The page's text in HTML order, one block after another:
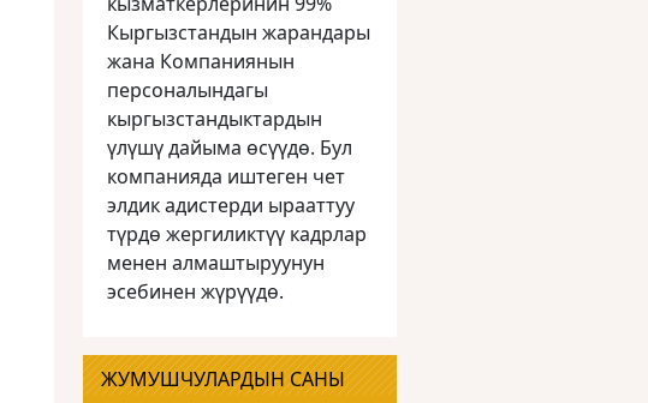
Кыргызстандын жарандары
жана Компаниянын
персоналындагы
кыргызстандыктардын
үлүшү дайыма өсүүдө. Бул
компанияда иштеген чет
элдик адистерди ырааттуу
түрдө жергиликтүү кадрлар
менен алмаштыруунун
эсебинен жүрүүдө.
ЖУМУШЧУЛАРДЫН САНЫ